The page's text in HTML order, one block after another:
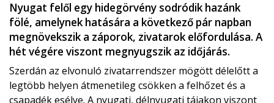
Nyugat felől egy hidegörvény sodródik hazánk
fölé, amelynek hatására a következő pár napban
megnövekszik a záporok, zivatarok előfordulása. A
hét végére viszont megnyugszik az időjárás.
Szerdán az elvonuló zivatarrendszer mögött délelőtt a
legtöbb helyen átmenetileg csökken a felhőzet és a
csapadék esélye. A nyugati, délnyugati tájakon viszont